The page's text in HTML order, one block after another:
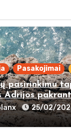
Pasakojimai
pasirinkimu
Adrijos
25/02/